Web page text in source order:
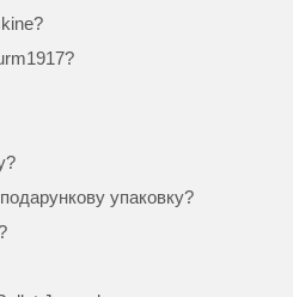
упаковку?